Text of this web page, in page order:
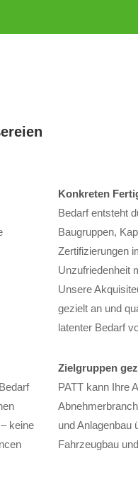
Konkreten
Bedarf entsteht
Baugruppen,
Zertifizierungen
Unzufriedenheit
Unsere
gezielt an und
latenter Bedarf
keine
Zielgruppen
PATT kann Ihre
und Anlagenbau
Fahrzeugbau